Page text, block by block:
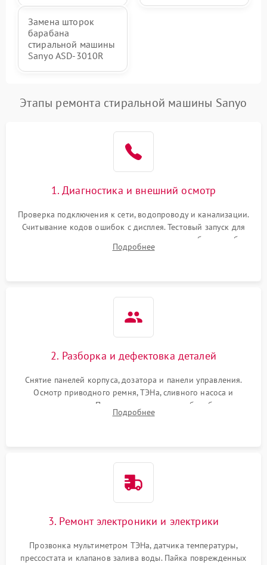
Замена шторок
барабана
стиральной машины
Sanyo ASD-3010R
Этапы ремонта стиральной машины Sanyo
1. Диагностика и внешний осмотр
Проверка подключения к сети, водопроводу и канализации.
Считывание кодов ошибок с дисплея. Тестовый запуск для
выявления посторонних шумов, протечек или сбоев в работе
электронного модуля управления.
Подробнее
2. Разборка и дефектовка деталей
Снятие панелей корпуса, дозатора и панели управления.
Осмотр приводного ремня, ТЭНа, сливного насоса и
амортизаторов. Проверка подшипников барабана и
крестовины на износ, а манжеты люка на разрывы.
Подробнее
3. Ремонт электроники и электрики
Прозвонка мультиметром ТЭНа, датчика температуры,
прессостата и клапанов залива воды. Пайка поврежденных